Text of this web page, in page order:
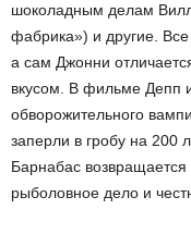
шоколадным делам
фабрика») и другие.
а сам Джонни
вкусом. В фильме Депп
обворожительного
заперли в гробу на 200
Барнабас
рыболовное дело и